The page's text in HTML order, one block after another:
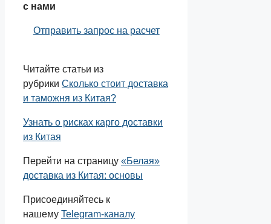
с нами
Отправить запрос на расчет
Читайте статьи из
рубрики Сколько стоит доставка
и таможня из Китая?
Узнать о рисках карго доставки
из Китая
Перейти на страницу «Белая»
доставка из Китая: основы
Присоединяйтесь к
нашему Telegram-каналу